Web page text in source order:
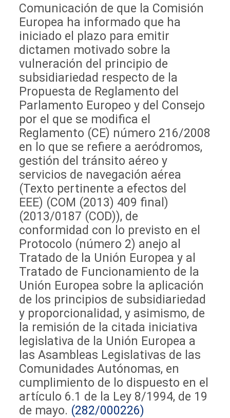
Comunicación de que la Comisión
Europea ha informado que ha
iniciado el plazo para emitir
dictamen motivado sobre la
vulneración del principio de
subsidiariedad respecto de la
Propuesta de Reglamento del
Parlamento Europeo y del Consejo
por el que se modifica el
Reglamento (CE) número 216/2008
en lo que se refiere a aeródromos,
gestión del tránsito aéreo y
servicios de navegación aérea
(Texto pertinente a efectos del
EEE) (COM (2013) 409 final)
(2013/0187 (COD)), de
conformidad con lo previsto en el
Protocolo (número 2) anejo al
Tratado de la Unión Europea y al
Tratado de Funcionamiento de la
Unión Europea sobre la aplicación
de los principios de subsidiariedad
y proporcionalidad, y asimismo, de
la remisión de la citada iniciativa
legislativa de la Unión Europea a
las Asambleas Legislativas de las
Comunidades Autónomas, en
cumplimiento de lo dispuesto en el
artículo 6.1 de la Ley 8/1994, de 19
de mayo. (282/000226)